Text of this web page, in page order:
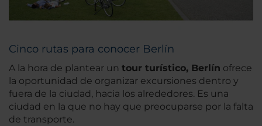
Cinco rutas para conocer Berlín
A la hora de plantear un tour turístico, Berlín ofrece
la oportunidad de organizar excursiones dentro y
fuera de la ciudad, hacia los alrededores. Es una
ciudad en la que no hay que preocuparse por la falta
de transporte.